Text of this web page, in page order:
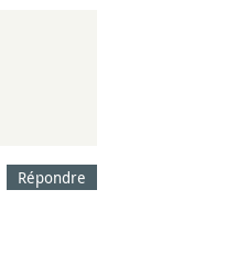
Répondre